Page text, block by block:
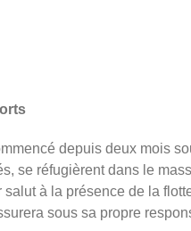
depuis deux mois
se réfugièrent dans le
à la présence de la
sous sa propre